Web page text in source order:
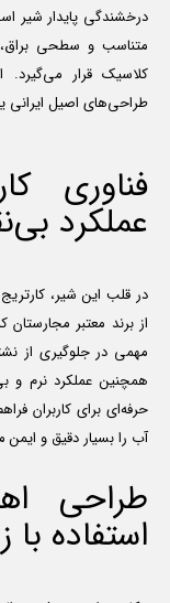
درخشندگی پایدار شیر
متناسب و سطحی
کلاسیک قرار می‌گیرد.
طراحی‌های اصیل ایرانی
فناوری
عملکرد
از برند معتبر
مهمی در جلوگیری از
همچنین عملکرد نرم و
حرفه‌ای برای کاربران
آب را بسیار دقیق و ایمن
طراحی
استفاده